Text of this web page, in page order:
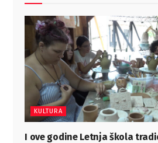
KULTURA
I ove godine Letnja škola